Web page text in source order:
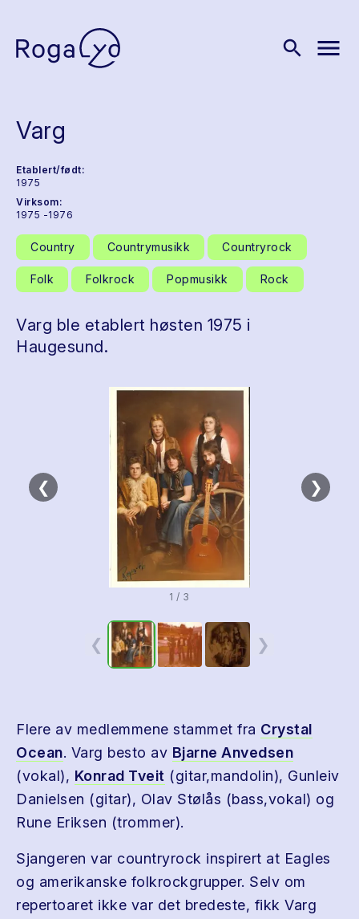
search menu
Varg
Etablert/født:
1975
Virksom:
1975 -1976
Country Countrymusikk Countryrock
Folk Folkrock Popmusikk Rock
Varg ble etablert høsten 1975 i
Haugesund.
❮ ❯
1 / 3
❮ ❯
Flere av medlemmene stammet fra Crystal
Ocean. Varg besto av Bjarne Anvedsen
(vokal), Konrad Tveit (gitar,mandolin), Gunleiv
Danielsen (gitar), Olav Stølås (bass,vokal) og
Rune Eriksen (trommer).
Sjangeren var countryrock inspirert at Eagles
og amerikanske folkrockgrupper. Selv om
repertoaret ikke var det bredeste, fikk Varg